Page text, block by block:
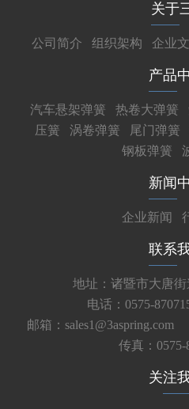
关于
公司简介 组织架构 企业
产品
汽车悬架弹簧 热卷大弹簧
压簧
涡卷弹簧 尾门弹簧
钢板弹簧
新闻
企业新闻
联系
地址：诸暨市大唐
电话：0575-
邮箱：sales1@3aspring.com
传真：0575-
关注